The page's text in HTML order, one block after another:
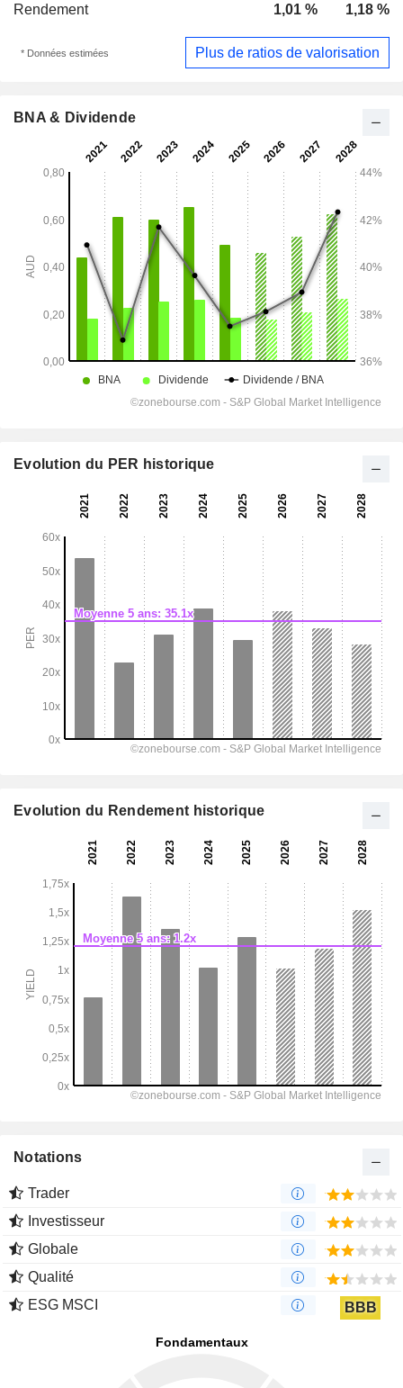
Rendement 1,01 % 1,18 %
* Données estimées Plus de ratios de valorisation
BNA & Dividende
Evolution du PER historique
Evolution du Rendement historique
Notations
Trader
Investisseur
Globale
Qualité
ESG MSCI
BBB